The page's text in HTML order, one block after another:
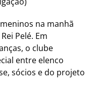
na manhã
Pelé. Em
o clube
entre elenco
sócios e do projeto